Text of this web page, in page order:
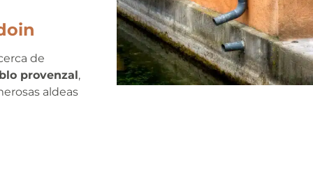
de
provenzal,
aldeas